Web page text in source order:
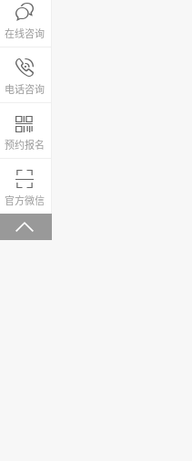

在线咨询

电话咨询

预约报名

官方微信
